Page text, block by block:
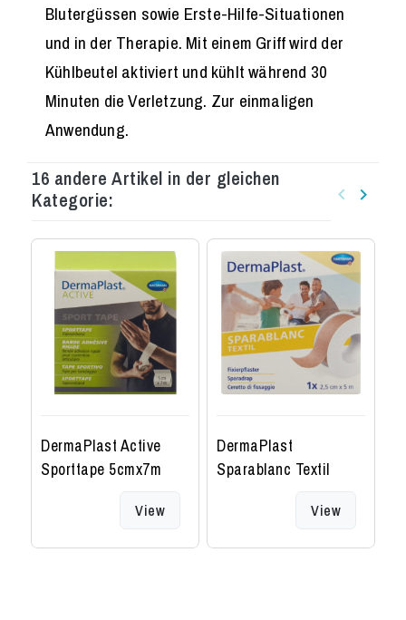
Blutergüssen sowie Erste-Hilfe-Situationen
und in der Therapie. Mit einem Griff wird der
Kühlbeutel aktiviert und kühlt während 30
Minuten die Verletzung. Zur einmaligen
Anwendung.
16 andere Artikel in der gleichen
Kategorie:
Zurück
keyboard_arrow_left Weiter
keyboard_arrow_right
DermaPlast Active
Sporttape 5cmx7m
View
DermaPlast
Sparablanc Textil
View